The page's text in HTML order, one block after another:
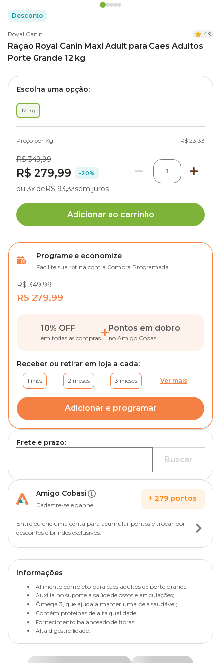
Desconto
Royal Canin 4.9
Ração Royal Canin Maxi Adult para Cães Adultos
Porte Grande 12 kg
Escolha uma opção:
12 kg
Preço por Kg R$ 23,33
R$ 349,99
R$ 279,99 -20% 1
ou 3x deR$ 93,33sem juros
Adicionar ao carrinho
Programe e economize
Facilite sua rotina com a Compra Programada
R$ 349,99
R$ 279,99
10% OFF
em todas as compras
Pontos em dobro
no Amigo Cobasi
Receber ou retirar em loja a cada:
1 mês 2 meses 3 meses Ver mais
Adicionar e programar
Frete e prazo:
Buscar
Amigo Cobasi
Cadastre-se e ganhe
+ 279 pontos
Entre ou crie uma conta para acumular pontos e trocar por
descontos e brindes exclusivos.
Informações
Alimento completo para cães adultos de porte grande;
Auxilia no suporte a saúde de ossos e articulações;
Ômega 3, que ajuda a manter uma pele saudável;
Contém proteínas de alta qualidade;
Fornecimento balanceado de fibras;
Alta digestibilidade.